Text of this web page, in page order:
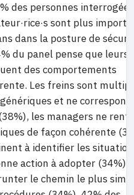
des personnes interrogées
sont plus
dans la posture de
du panel pense que leurs
des comportements
Les freins sont
et ne
les managers ne
de façon cohérente
à identifier les
action à adopter (34%),
le chemin le plus